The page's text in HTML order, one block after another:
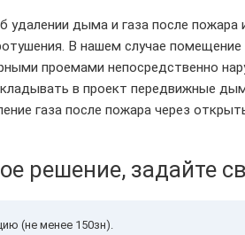
удалении дыма и газа после
В нашем случае
проемами непосредственно
в проект передвижные
газа после пожара через
решение, задайте
(не менее 150зн).